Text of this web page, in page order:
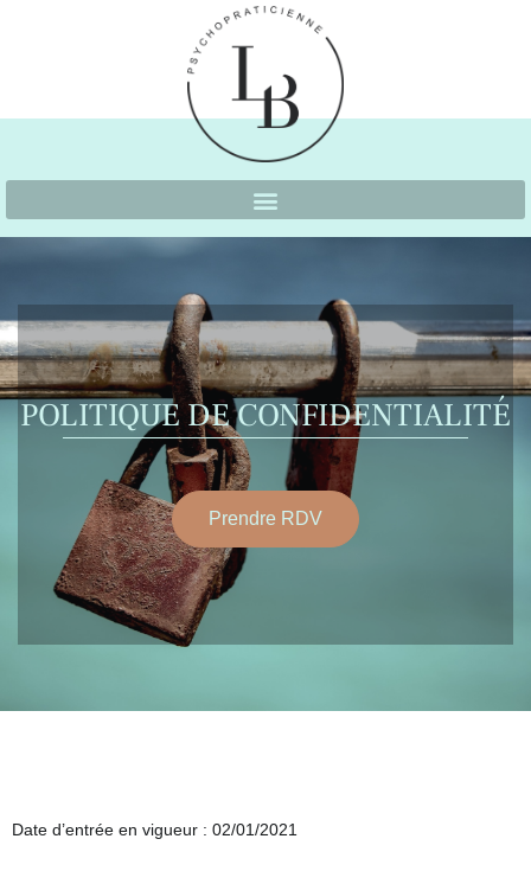
POLITIQUE DE CONFIDENTIALITÉ
Prendre RDV
Date d’entrée en vigueur : 02/01/2021